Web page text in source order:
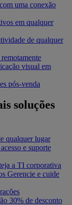
uma conexão
em qualquer
de qualquer
visual em
pós-venda
soluções
qualquer lugar
e suporte
a TI corporativa
Gerencie e cuide
30% de desconto